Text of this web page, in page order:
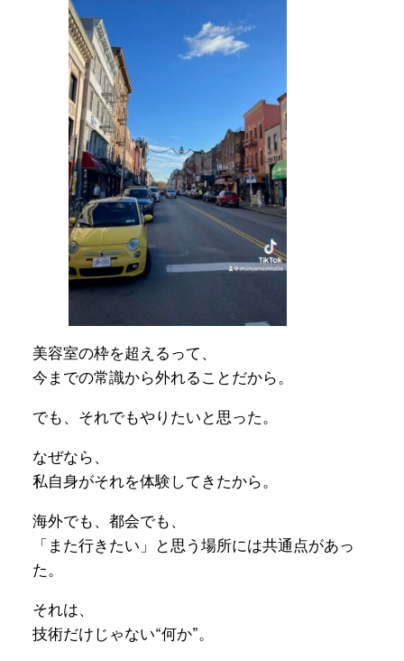
美容室の枠を超えるって、
今までの常識から外れることだから。
でも、それでもやりたいと思った。
なぜなら、
私自身がそれを体験してきたから。
海外でも、都会でも、
「また行きたい」と思う場所には共通点があっ
た。
それは、
技術だけじゃない“何か”。